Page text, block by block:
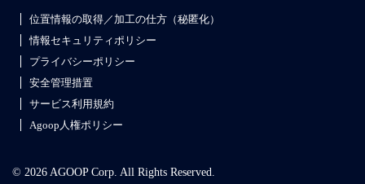
位置情報の取得／加工の仕方（秘匿化）
情報セキュリティポリシー
プライバシーポリシー
安全管理措置
サービス利用規約
Agoop人権ポリシー
© 2026 AGOOP Corp. All Rights Reserved.